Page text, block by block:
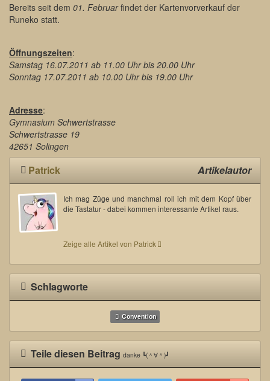
Bereits seit dem 01. Februarfindet der Kartenvorverkauf der
Runeko statt.
Öffnungszeiten:
Samstag 16.07.2011 ab 11.00 Uhr bis 20.00 Uhr
Sonntag 17.07.2011 ab 10.00 Uhr bis 19.00 Uhr
Adresse:
Gymnasium Schwertstrasse
Schwertstrasse 19
42651 Solingen
Patrick Artikelautor
Ich mag Züge und manchmal roll ich mit dem Kopf über
die Tastatur - dabei kommen interessante Artikel raus.
Zeige alle Artikel von Patrick
Schlagworte
Convention
Teile diesen Beitragdanke ┗(＾∀＾)┛